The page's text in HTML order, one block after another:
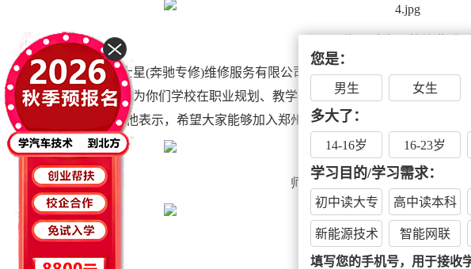
郑州骑士星(奔驰专修)维修服务有限公司范总在讲话中说：“我已不是
汽车学校，因为你们学校在职业规划、教学、日常管理、学生职业素养等
深厚。”同时他表示，希望大家能够加入郑州骑士星一起奋斗与进步，共同
师恩难忘 出色毕业生代表为恩
参会企业领导参观实训楼
您是：
男生 女生
多大了：
14-16岁 16-23岁
学习目的/学习需求：
初中读大专 高中读本科
新能源技术 智能网联
填写您的手机号，用于接收